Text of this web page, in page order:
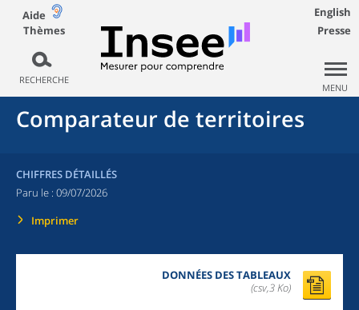
Aide
Thèmes
RECHERCHE
English
Presse
MENU
Comparateur de territoires
CHIFFRES DÉTAILLÉS
Paru le : 09/07/2026
Imprimer
DONNÉES DES TABLEAUX
(csv,3 Ko)